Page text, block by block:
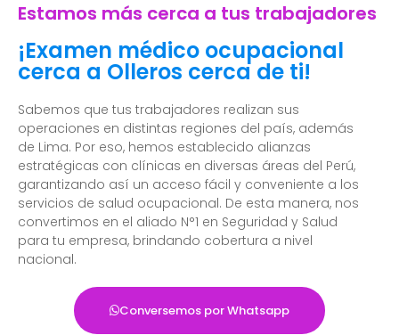
Estamos más cerca a tus trabajadores
¡Examen médico ocupacional
cerca a Olleros cerca de ti!
Sabemos que tus trabajadores realizan sus
operaciones en distintas regiones del país, además
de Lima. Por eso, hemos establecido alianzas
estratégicas con clínicas en diversas áreas del Perú,
garantizando así un acceso fácil y conveniente a los
servicios de salud ocupacional. De esta manera, nos
convertimos en el aliado N°1 en Seguridad y Salud
para tu empresa, brindando cobertura a nivel
nacional.
Conversemos por Whatsapp